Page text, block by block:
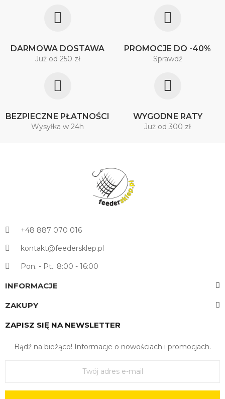
DARMOWA DOSTAWA
Już od 250 zł
PROMOCJE DO -40%
Sprawdź
BEZPIECZNE PŁATNOŚCI
Wysyłka w 24h
WYGODNE RATY
Już od 300 zł
+48 887 070 016
kontakt@feedersklep.pl
Pon. - Pt.: 8:00 - 16:00
INFORMACJE
ZAKUPY
ZAPISZ SIĘ NA NEWSLETTER
Bądź na bieżąco! Informacje o nowościach i promocjach.